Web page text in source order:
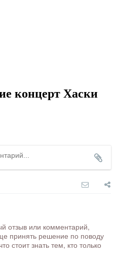
концерт Хаски
отзыв или комментарий,
принять решение по поводу
стоит знать тем, кто только